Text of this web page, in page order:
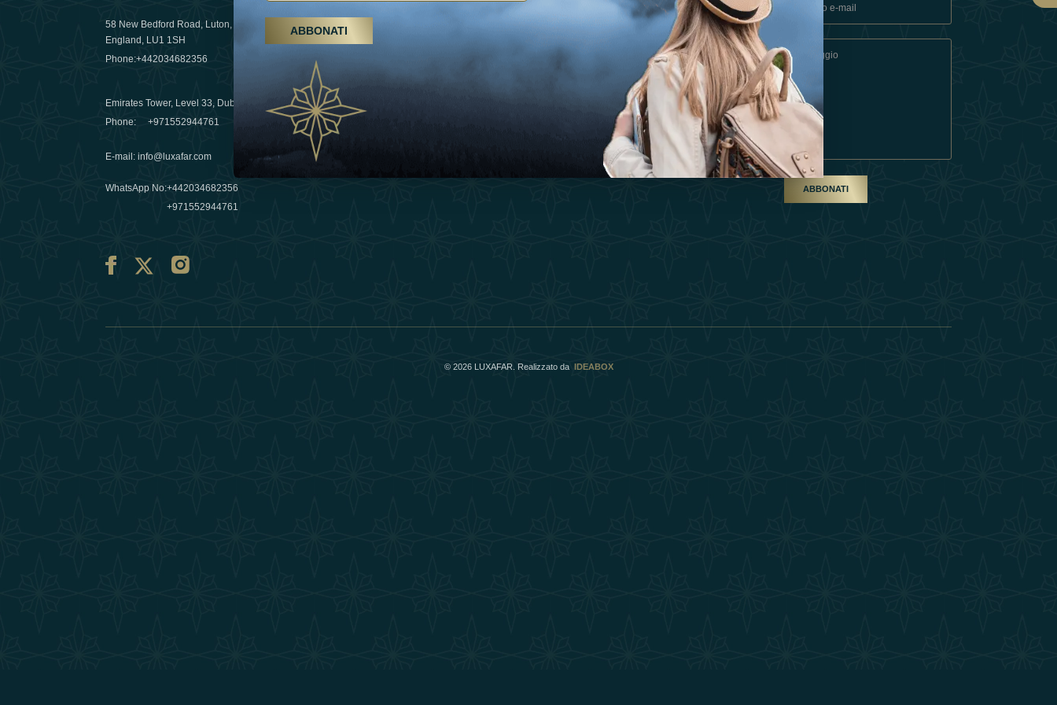
58 New Bedford Road, Luton,
England, LU1 1SH
Phone:+442034682356
Emirates Tower, Level 33, Dubai, UAE
Phone:+971552944761
E-mail :info@luxafar.com
WhatsApp No:+442034682356
+971552944761
Escursioni, trattamenti termali e yoga, gli
Emirati Arabi Uniti crescono come
destinazione del benessere
03 April 2025
Évasions hivernales pour les voyageurs des
Émirats: refinir le voyage de luxe
10 March 2025
Esperienza
Termini E Condizioni
Diventa Un Partner
Our Team
ABBONATI
© 2026 LUXAFAR. Realizzato da IDEABOX
ABBONATI